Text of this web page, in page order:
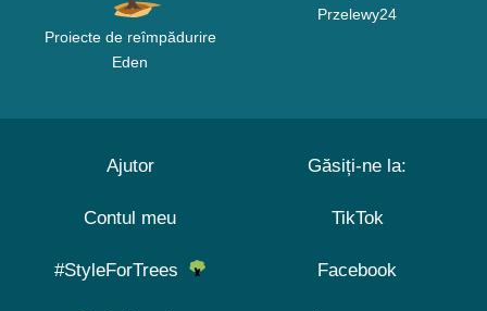
Proiecte de reîmpădurire
Eden
Przelewy24
Ajutor
Contul meu
#StyleForTrees
Găsiți-ne la:
TikTok
Facebook